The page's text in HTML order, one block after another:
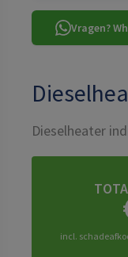
Vragen?
Dieselheater
incl.